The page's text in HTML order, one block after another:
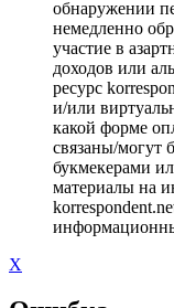
обнаружении
немедленно
участие в
доходов или
ресурс
и/или
какой форме
связаны/могут
букмекерами
материалы на
X